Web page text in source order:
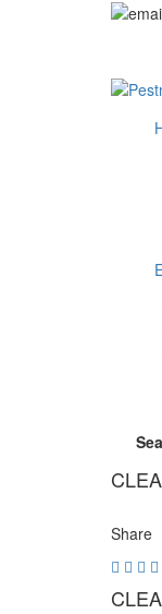
Share